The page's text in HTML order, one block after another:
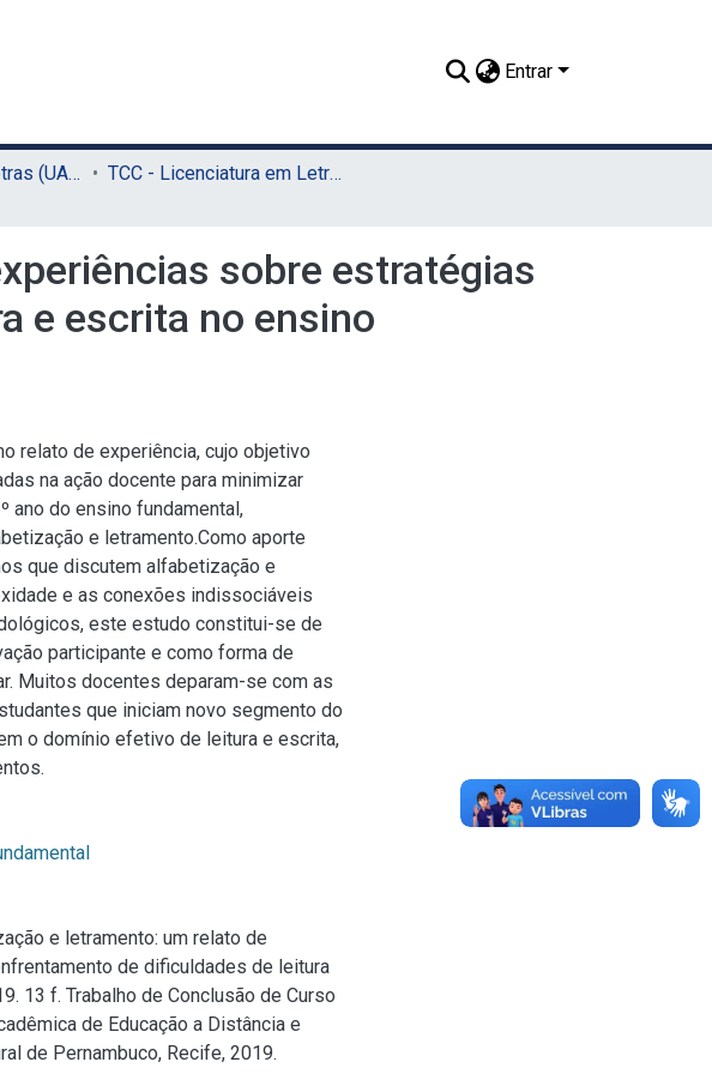
Entrar
Licenciatura em Letras (UAEADTec)
TCC - Licenciatura em Letras (UAEADTec)
sobre estratégias
e escrita no ensino
relato de experiência, cujo objetivo
na ação docente para minimizar
ano do ensino fundamental,
e letramento.Como aporte
que discutem alfabetização e
e as conexões indissociáveis
este estudo constitui-se de
participante e como forma de
Muitos docentes deparam-se com as
que iniciam novo segmento do
o domínio efetivo de leitura e escrita,
e letramento: um relato de
de dificuldades de leitura
13 f. Trabalho de Conclusão de Curso
de Educação a Distância e
de Pernambuco, Recife, 2019.